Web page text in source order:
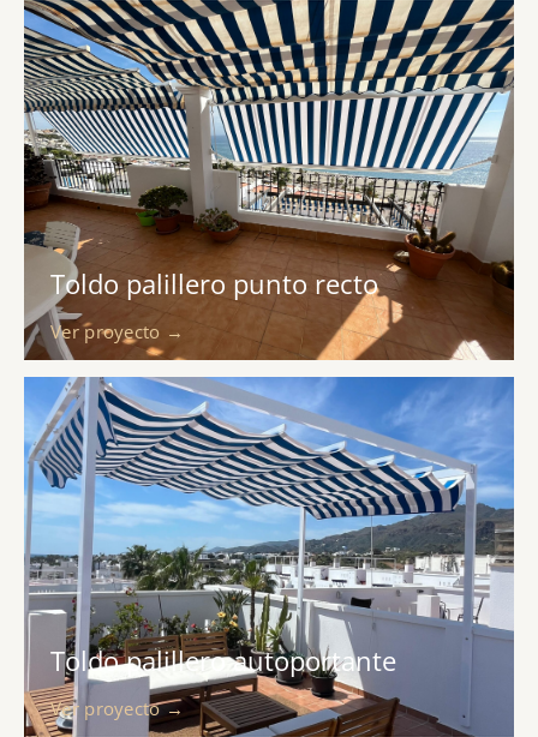
Toldo palillero punto recto
Ver proyecto →
Toldo palillero autoportante
Ver proyecto →